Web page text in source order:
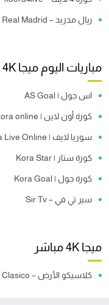
ريال مدريد – Real Madrid
مباريات اليوم ميجا 4K
اس جول | AS Goal
كورة أون لاين | kora online
سوريا لايف | Syria Live Online
كورة ستار | Kora Star
كورة جول | Kora Goal
سير تي في – Sir Tv
ميجا 4K مباشر
كلاسيكو الأرض – El Clasico